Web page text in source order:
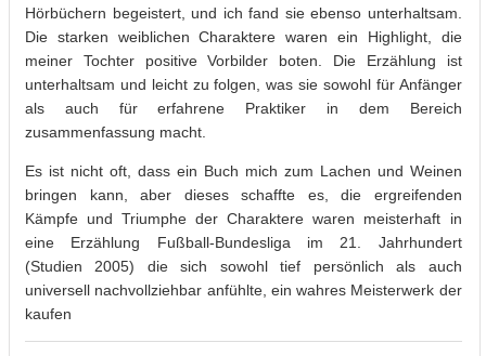
Hörbüchern begeistert, und ich fand sie ebenso unterhaltsam.
Die starken weiblichen Charaktere waren ein Highlight, die
meiner Tochter positive Vorbilder boten. Die Erzählung ist
unterhaltsam und leicht zu folgen, was sie sowohl für Anfänger
als auch für erfahrene Praktiker in dem Bereich
zusammenfassung macht.
Es ist nicht oft, dass ein Buch mich zum Lachen und Weinen
bringen kann, aber dieses schaffte es, die ergreifenden
Kämpfe und Triumphe der Charaktere waren meisterhaft in
eine Erzählung Fußball-Bundesliga im 21. Jahrhundert
(Studien 2005) die sich sowohl tief persönlich als auch
universell nachvollziehbar anfühlte, ein wahres Meisterwerk der
kaufen